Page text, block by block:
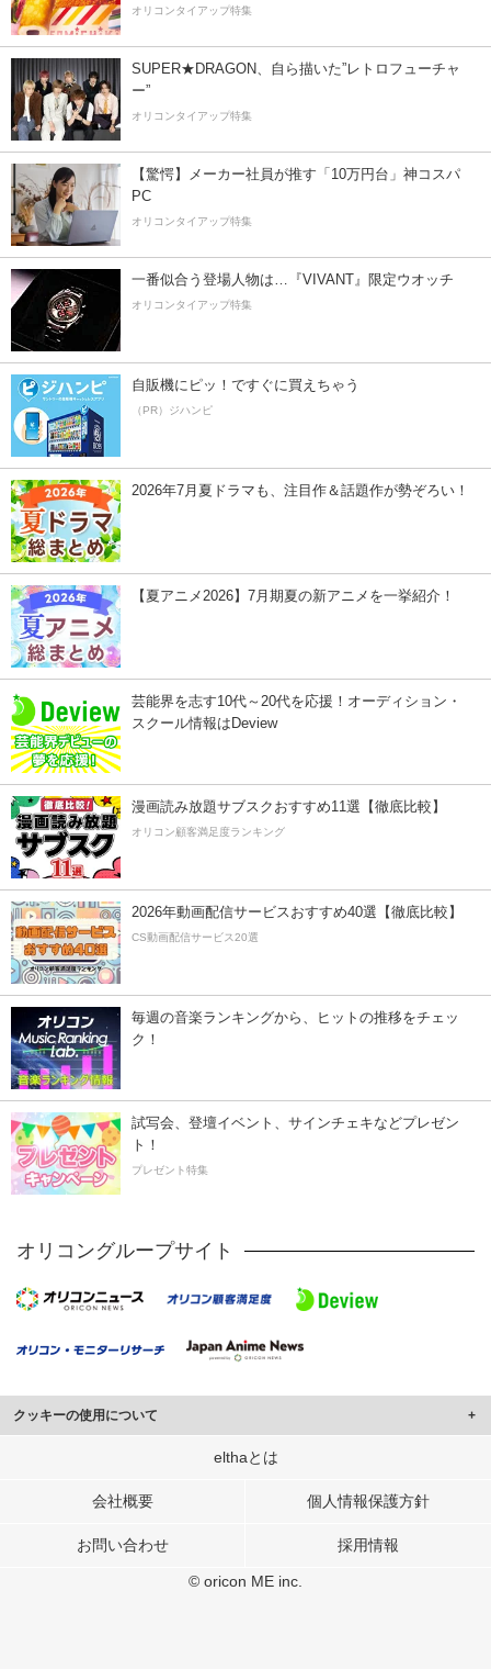
オリコンタイアップ特集
SUPER★DRAGON、自ら描いた”レトロフューチャ
ー”
オリコンタイアップ特集
【驚愕】メーカー社員が推す「10万円台」神コスパ
PC
オリコンタイアップ特集
一番似合う登場人物は…『VIVANT』限定ウオッチ
オリコンタイアップ特集
自販機にピッ！ですぐに買えちゃう
（PR）ジハンピ
2026年7月夏ドラマも、注目作＆話題作が勢ぞろい！
【夏アニメ2026】7月期夏の新アニメを一挙紹介！
芸能界を志す10代～20代を応援！オーディション・
スクール情報はDeview
漫画読み放題サブスクおすすめ11選【徹底比較】
オリコン顧客満足度ランキング
2026年動画配信サービスおすすめ40選【徹底比較】
CS動画配信サービス20選
毎週の音楽ランキングから、ヒットの推移をチェッ
ク！
試写会、登壇イベント、サインチェキなどプレゼン
ト！
プレゼント特集
オリコングループサイト
クッキーの使用について
このサイトでは Cookie を使用して、ユーザーに合わせたコンテンツや広告の
行っています。
メディアや広告配信、データ解析の各パートナーに提供しています。
elthaとは
会社概要 個人情報保護方針
お問い合わせ 採用情報
© oricon ME inc.